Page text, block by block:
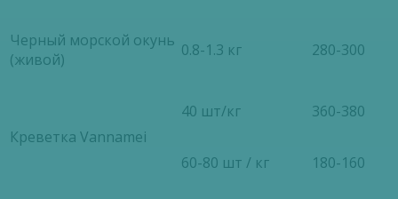
Черный морской окунь
(живой)
0.8-1.3 кг 280-300
Креветка Vannamei
40 шт/кг 360-380
60-80 шт / кг 180-160